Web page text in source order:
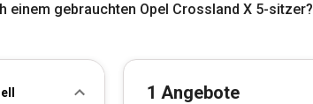
einem gebrauchten Opel Crossland X 5-
1 Angebote